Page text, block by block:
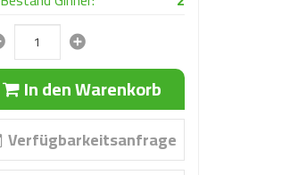
In den Warenkorb
Verfügbarkeitsanfrage